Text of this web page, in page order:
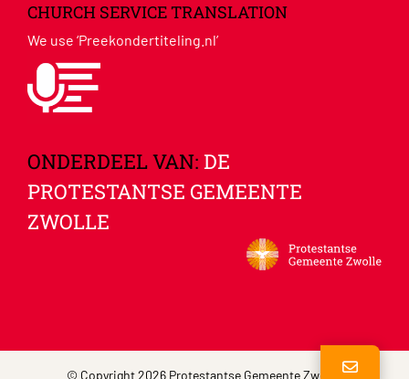
CHURCH SERVICE TRANSLATION
We use ‘Preekondertiteling.nl’
ONDERDEEL VAN: DE
PROTESTANTSE GEMEENTE
ZWOLLE
© Copyright 2026 Protestantse Gemeente Zwolle |